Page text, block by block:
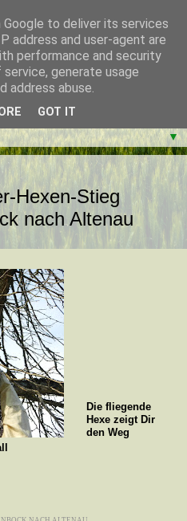
▼
Hexen-Stieg
nach Altenau
Die fliegende
Hexe zeigt Dir
den Weg
to deliver its services
address and user-agent are
performance and security
generate usage
address abuse.
GOT IT